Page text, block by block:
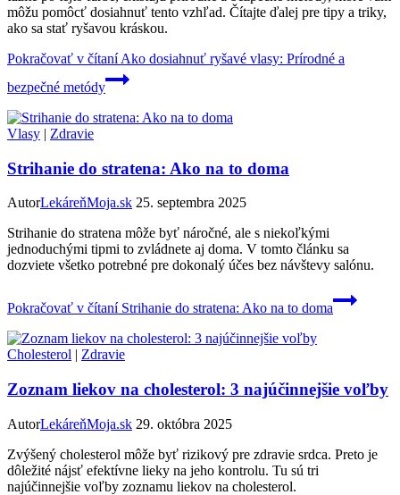
môžu pomôcť dosiahnuť tento vzhľad. Čítajte ďalej pre tipy a triky,
ako sa stať ryšavou kráskou.
Pokračovať v čítaníAko dosiahnuť ryšavé vlasy: Prírodné a
bezpečné metódy
Vlasy | Zdravie
Strihanie do stratena: Ako na to doma
AutorLekáreňMoja.sk 25. septembra 2025
Strihanie do stratena môže byť náročné, ale s niekoľkými
jednoduchými tipmi to zvládnete aj doma. V tomto článku sa
dozviete všetko potrebné pre dokonalý účes bez návštevy salónu.
Pokračovať v čítaníStrihanie do stratena: Ako na to doma
Cholesterol | Zdravie
Zoznam liekov na cholesterol: 3 najúčinnejšie voľby
AutorLekáreňMoja.sk 29. októbra 2025
Zvýšený cholesterol môže byť rizikový pre zdravie srdca. Preto je
dôležité nájsť efektívne lieky na jeho kontrolu. Tu sú tri
najúčinnejšie voľby zoznamu liekov na cholesterol.